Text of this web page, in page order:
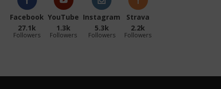
Facebook
27.1k
Followers
YouTube
1.3k
Followers
Instagram
5.3k
Followers
Strava
2.2k
Followers